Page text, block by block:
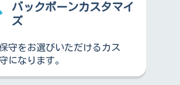
バックボーンカスタマイ
ズ
守をお選びいただけるカス
になります。